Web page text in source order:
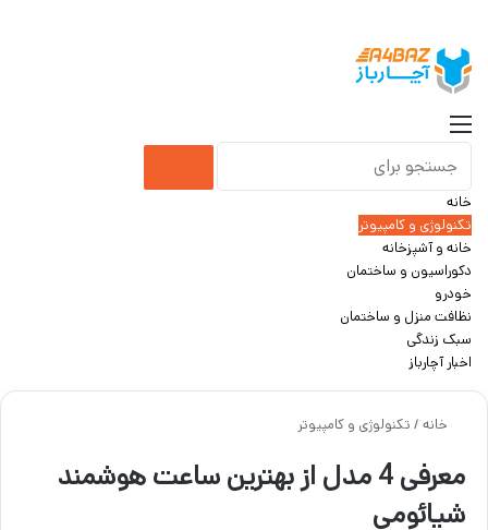
منو
جستجو
خانه
تکنولوژی و کامپیوتر
خانه و آشپزخانه
دکوراسیون و ساختمان
خودرو
نظافت منزل و ساختمان
سبک زندگی
اخبار آچارباز
خانه / تکنولوژی و کامپیوتر
معرفی 4 مدل از بهترین ساعت‌ هوشمند
شیائومی